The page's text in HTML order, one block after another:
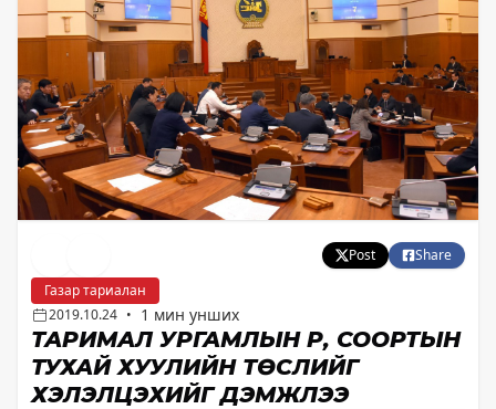
Post
Share
Газар тариалан
2019.10.24 • 1 мин унших
ТАРИМАЛ УРГАМЛЫН ҮР, СООРТЫН
ТУХАЙ ХУУЛИЙН ТӨСЛИЙГ
ХЭЛЭЛЦЭХИЙГ ДЭМЖЛЭЭ